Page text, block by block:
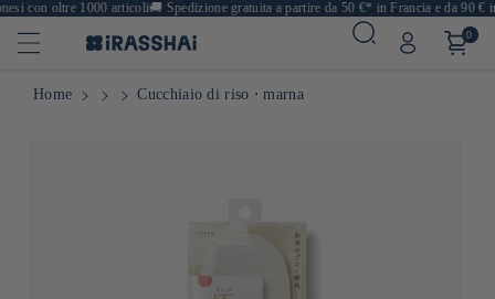
con oltre 1000 articoli🚚Spedizione gratuita a partire da 50 €* in Francia e da 90 € in
0
Home Cucchiaio di riso ⋅ marna